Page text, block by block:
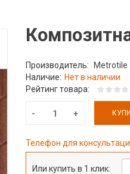
Производитель:
Metrotile
Наличие: Нет в наличии
Рейтинг товара:
Телефон для
Или купить в 1 клик: